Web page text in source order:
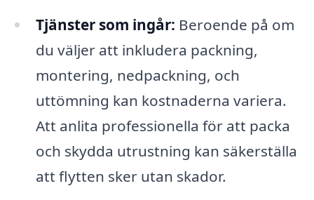
Tjänster som ingår: Beroende på om
du väljer att inkludera packning,
montering, nedpackning, och
uttömning kan kostnaderna variera.
Att anlita professionella för att packa
och skydda utrustning kan säkerställa
att flytten sker utan skador.